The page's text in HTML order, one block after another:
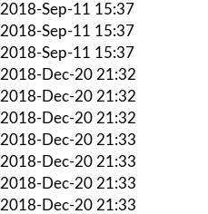
2018-Sep-11 15:37
2018-Sep-11 15:37
2018-Sep-11 15:37
2018-Dec-20 21:32
2018-Dec-20 21:32
2018-Dec-20 21:32
2018-Dec-20 21:33
2018-Dec-20 21:33
2018-Dec-20 21:33
2018-Dec-20 21:33